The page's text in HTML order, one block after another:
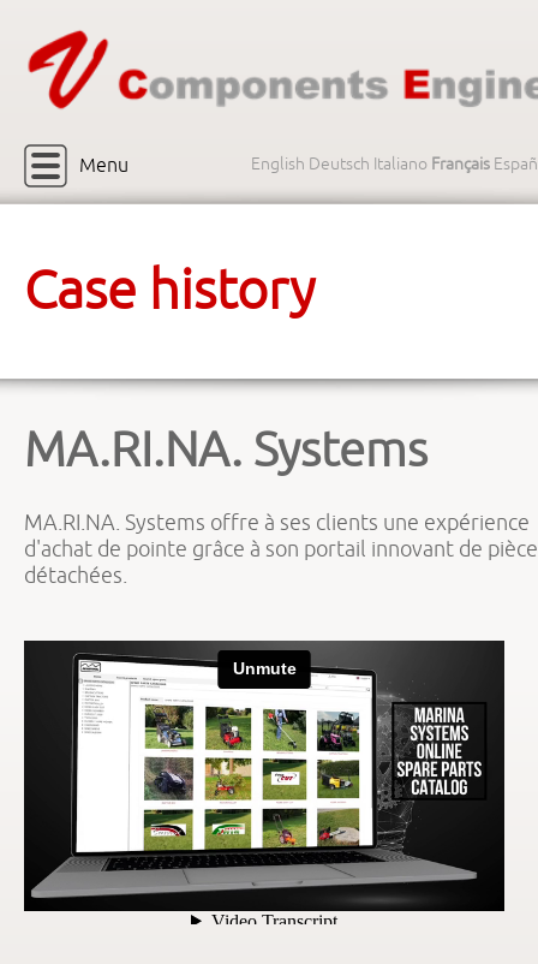
Menu English Deutsch Italiano Français
Case history
MA.RI.NA. Systems
MA.RI.NA. Systems offre à ses clients une expérience
d'achat de pointe grâce à son portail innovant de
détachées.